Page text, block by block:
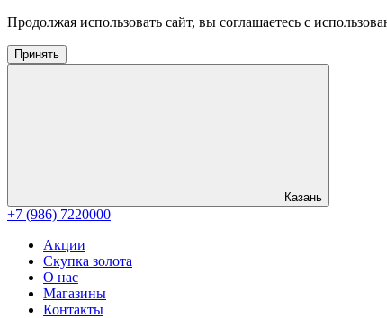
Продолжая использовать сайт, вы соглашаетесь с
Принять
Казань
+7 (986) 7220000
Акции
Скупка золота
О нас
Магазины
Контакты